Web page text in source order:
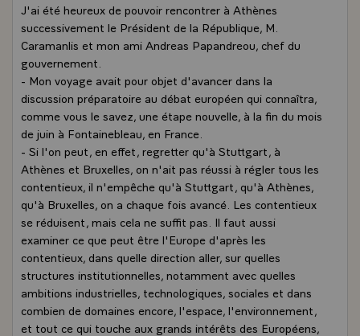
J'ai été heureux de pouvoir rencontrer à Athènes
successivement le Président de la République, M.
Caramanlis et mon ami Andreas Papandreou, chef du
gouvernement.
- Mon voyage avait pour objet d'avancer dans la
discussion préparatoire au débat européen qui connaîtra,
comme vous le savez, une étape nouvelle, à la fin du mois
de juin à Fontainebleau, en France.
- Si l'on peut, en effet, regretter qu'à Stuttgart, à
Athènes et Bruxelles, on n'ait pas réussi à régler tous les
contentieux, il n'empêche qu'à Stuttgart, qu'à Athènes,
qu'à Bruxelles, on a chaque fois avancé. Les contentieux
se réduisent, mais cela ne suffit pas. Il faut aussi
examiner ce que peut être l'Europe d'après les
contentieux, dans quelle direction aller, sur quelles
structures institutionnelles, notamment avec quelles
ambitions industrielles, technologiques, sociales et dans
combien de domaines encore, l'espace, l'environnement,
et tout ce qui touche aux grands intérêts des Européens,